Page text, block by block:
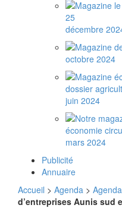
décembre
octobre 2024
juin 2024
mars 2024
Publicité
Annuaire
Accueil > Agenda >
d’entreprises Aunis sud